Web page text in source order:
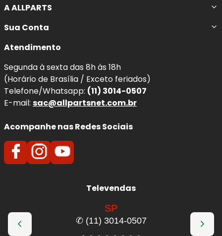
A ALLPARTS
Sua Conta
Atendimento
Segunda à sexta das 8h às 18h
(Horário de Brasília / Exceto feriados)
Telefone/Whatsapp: (11) 3014-0507
E-mail: sac@allpartsnet.com.br
Acompanhe nas Redes Sociais
Televendas
SP
✆ (11) 3014-0507